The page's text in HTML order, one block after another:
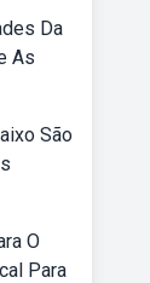
Da
As
São
O
Para